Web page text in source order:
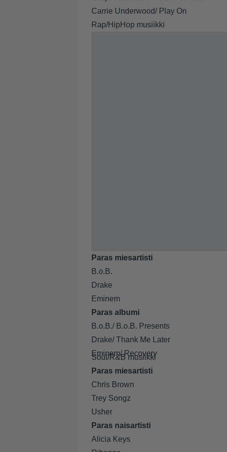
Carrie Underwood/ Play On
Rap/HipHop musiikki
Paras miesartisti
B.o.B.
Drake
Eminem
Paras albumi
B.o.B./ B.o.B. Presents
Drake/ Thank Me Later
Eminem/ Recovery
Soul/R&B musiikki
Paras miesartisti
Chris Brown
Trey Songz
Usher
Paras naisartisti
Alicia Keys